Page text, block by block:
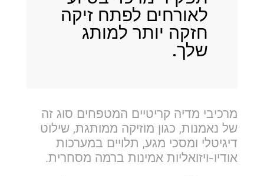
לאורחים לפתח זיקה
חזקה יותר למותג
שלך.
מרכיבי מדיה קריטיים המטפחים סוג זה
של נאמנות, כגון מוזיקה ממותגת, שילוט
דיגיטלי ומסכי מגע, תלויים במערכות
אודיו-ויזואליות אמינות ברמה מסחרית.